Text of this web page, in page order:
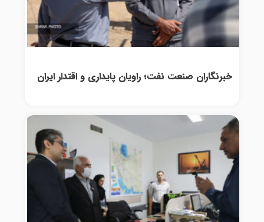
خبرنگاران صنعت نفت؛ راویان پایداری و اقتدار ایران